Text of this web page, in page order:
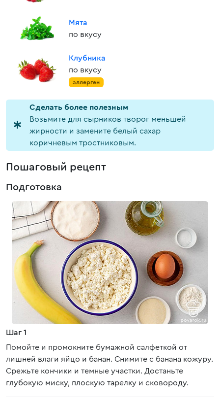
Мята
по вкусу
Клубника
по вкусу
аллерген
Cделать более полезным
Возьмите для сырников творог меньшей
жирности и замените белый сахар
коричневым тростниковым.
Пошаговый рецепт
Подготовка
Шаг 1
Помойте и промокните бумажной салфеткой от
лишней влаги яйцо и банан. Снимите с банана кожуру.
Срежьте кончики и темные участки. Достаньте
глубокую миску, плоскую тарелку и сковороду.